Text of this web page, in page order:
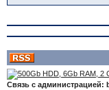
Связь с администрацией: